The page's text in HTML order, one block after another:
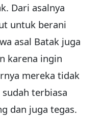
Dari asalnya
untuk berani
asal Batak juga
karena ingin
mereka tidak
terbiasa
dan juga tegas.